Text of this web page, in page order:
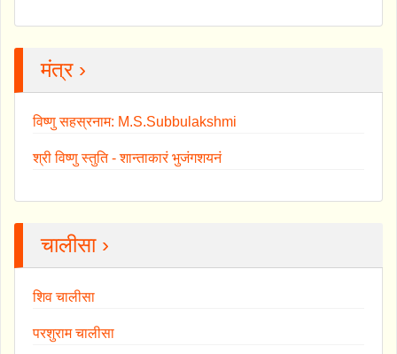
मंत्र ›
विष्णु सहस्रनाम: M.S.Subbulakshmi
श्री विष्णु स्तुति - शान्ताकारं भुजंगशयनं
चालीसा ›
शिव चालीसा
परशुराम चालीसा